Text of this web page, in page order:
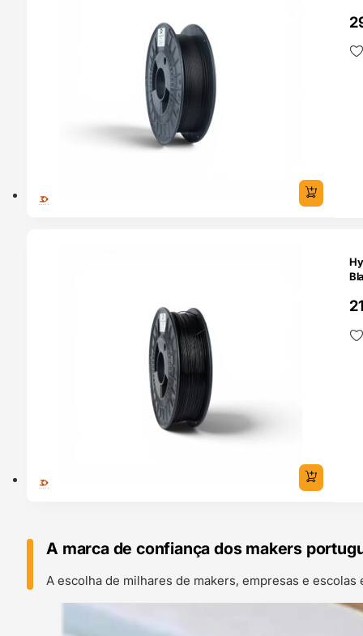
A marca de confiança dos makers
A escolha de milhares de makers, empresas e escolas